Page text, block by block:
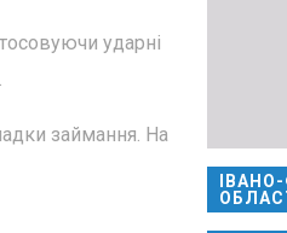
ударні
займання. На